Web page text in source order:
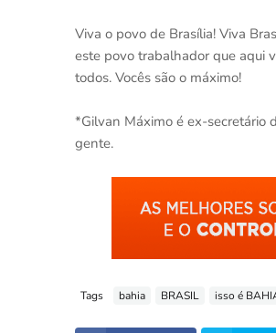
Viva o povo de Brasília! Viva
este povo trabalhador que aqui
todos. Vocês são o máximo!
*Gilvan Máximo é ex-secretário
gente.
Tags bahia BRASIL isso é